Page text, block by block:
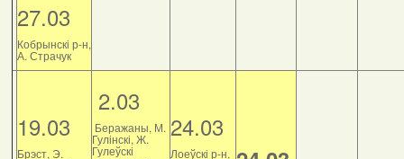
27.03
Кобрынскі р-н,
А. Страчук
19.03
Брэст, Э.
2.03
Беражаны, М.
Гулінскі, Ж.
Гулеўскі
24.03
Лоеўскі р-н,